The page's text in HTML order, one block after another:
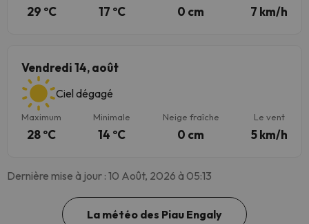
29 ºC 17 ºC 0 cm 7 km/h
Vendredi 14, août
Ciel dégagé
Maximum
28 ºC
Minimale
14 ºC
Neige fraîche
0 cm
Le vent
5 km/h
Dernière mise à jour : 10 Août, 2026 à 05:13
La météo des Piau Engaly